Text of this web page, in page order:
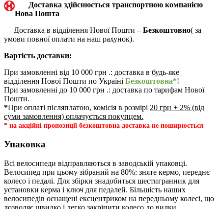
Доставка здійснюється транспортною компанією
Нова Пошта
Доставка в відділення Нової Пошти – Безкоштовно( за
умови повної оплати на наш рахунок).
Вартість доставки:
При замовленні від 10 000 грн .: доставка в будь-яке
відділення Нової Пошти по Україні Безкоштовна*!
При замовленні до 10 000 грн .: доставка по тарифам Нової
Пошти.
*При оплаті післяплатою, комісія в розмірі 20 грн + 2% (від
суми замовлення) оплачується покупцем.
* на акційні пропозиції безкоштовна доставка не поширюється
Упаковка
Всі велосипеди відправляються в заводській упаковці.
Велосипед при цьому зібраний на 80%: зняте кермо, переднє
колесо і педалі. Для збірки знадобиться шестигранник для
установки керма і ключ для педалей. Більшість наших
велосипедів оснащені ексцентриком на передньому колесі, що
дозволяє швидко і легко закріпити колесо до вилки.